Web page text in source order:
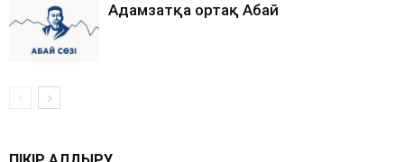
Адамзатқа ортақ Абай